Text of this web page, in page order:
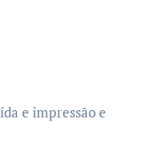
e impressão e